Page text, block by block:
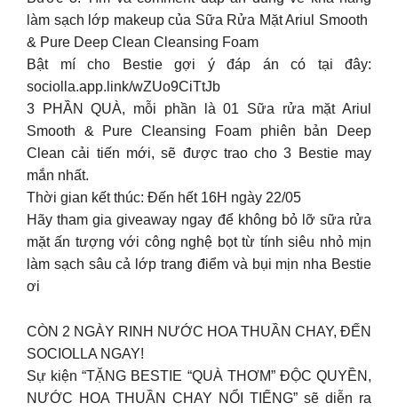
làm sạch lớp makeup của Sữa Rửa Mặt Ariul S​m​o​o​t​h ​
&​ P​u​r​e D​e​e​p C​l​e​a​n C​l​e​a​n​s​i​n​g F​o​a​m
Bật mí cho Bestie gợi ý đáp án có tại đây:
sociolla.app.link/wZUo9CiTtJb
3 PHẦN QUÀ, mỗi phần là 01 Sữa rửa mặt Ariul
Smooth & Pure Cleansing Foam phiên bản Deep
Clean cải tiến mới, sẽ được trao cho 3 Bestie may
mắn nhất.
Thời gian kết thúc: Đến hết 16H ngày 22/05
Hãy tham gia giveaway ngay để không bỏ lỡ sữa rửa
mặt ấn tượng với công nghệ bọt từ tính siêu nhỏ mịn
làm sạch sâu cả lớp trang điểm và bụi mịn nha Bestie
ơi
CÒN 2 NGÀY RINH NƯỚC HOA THUẦN CHAY, ĐẾN
SOCIOLLA NGAY!
Sự kiện “TẶNG BESTIE “QUÀ THƠM” ĐỘC QUYỀN,
NƯỚC HOA THUẦN CHAY NỔI TIẾNG” sẽ diễn ra